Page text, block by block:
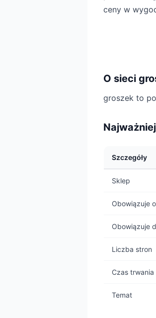
ceny w
O sieci
groszek to
Szczegóły
Sklep
Obowiązuje
Obowiązuje
Liczba stron
Czas trwania
Temat